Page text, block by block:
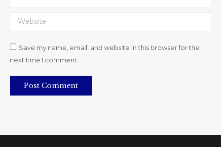
Website
Save my name, email, and website in this browser for the
next time I comment.
Post Comment